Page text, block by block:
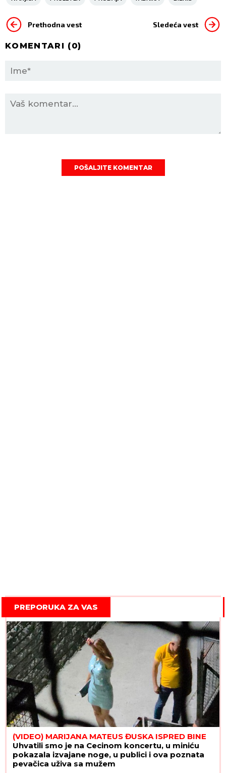
Prethodna vest Sledeća vest
KOMENTARI (0)
POŠALJITE KOMENTAR
PREPORUKA ZA VAS
(VIDEO) MARIJANA MATEUS ĐUSKA ISPRED BINE
Uhvatili smo je na Cecinom koncertu, u miniću
pokazala izvajane noge, u publici i ova poznata
pevačica uživa sa mužem